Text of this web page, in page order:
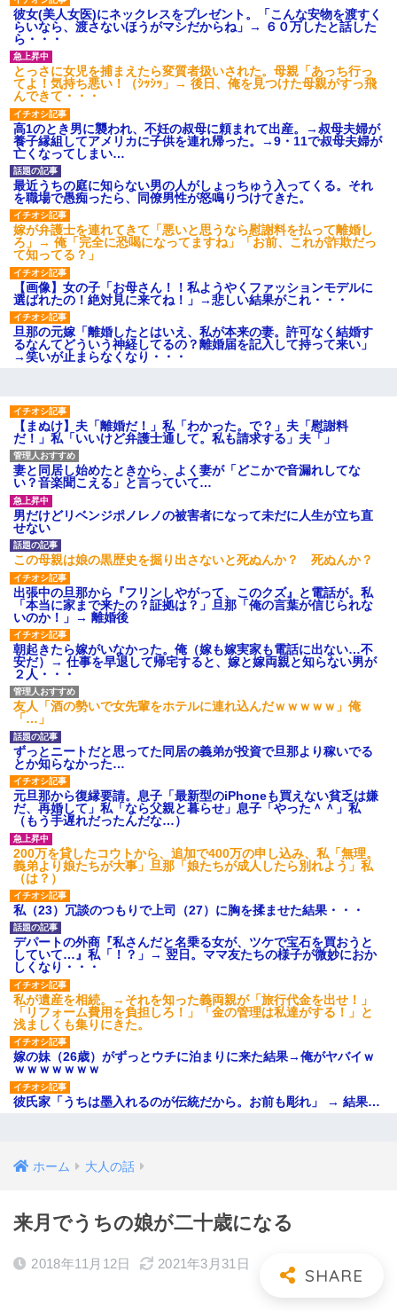
私「初めて飲む味だけどなん
のお茶？」彼「ちっ！」私「」
【GIF】JSのカンチョーワロ
タ
後続車にクラクションを鳴ら
され彼氏が逆切れ。「何クラク
ション鳴らしてんだ！降りてこ
いよ！」と怒鳴りだし...
【衝撃】報酬100万円超の治験
募集がこちらｗｗｗｗｗ(※画像
あり)
【ネット騒然】惨殺されたタ
ワマン頂き女子のこの動画、す
げえええええｗｗｗｗｗｗｗｗ
ｗｗｗ
【愕然】白のクラウン俺氏、
高速道路左車線を制限速度で走
った結果wwwwwwwwwwww
百年の恋12-899 食べた量を
張り合ってくる
【悲報】佐藤輝明・・・２軍
でも盛大にやらかす←あまり悲
しませないでくれ
彼女(美人女医)にネックレスをプレゼント。「こんな安物を渡すく
らいなら、渡さないほうがマシだからね」→ ６０万したと話した
ら・・・
とっさに女児を捕まえたら変質者扱いされた。母親「あっち行っ
てよ！気持ち悪い！（ｼｯｼｯ」→ 後日、俺を見つけた母親がすっ飛
んできて・・・
高1のとき男に襲われ、不妊の叔母に頼まれて出産。→叔母夫婦が
養子縁組してアメリカに子供を連れ帰った。→9・11で叔母夫婦が
亡くなってしまい…
最近うちの庭に知らない男の人がしょっちゅう入ってくる。それ
を職場で愚痴ったら、同僚男性が怒鳴りつけてきた。
嫁が弁護士を連れてきて「悪いと思うなら慰謝料を払って離婚し
ろ」→ 俺「完全に恐喝になってますね」「お前、これが詐欺だっ
て知ってる？」
【画像】女の子「お母さん！！私ようやくファッションモデルに
選ばれたの！絶対見に来てね！」→悲しい結果がこれ・・・
旦那の元嫁「離婚したとはいえ、私が本来の妻。許可なく結婚す
るなんてどういう神経してるの？離婚届を記入して持って来い」
→笑いが止まらなくなり・・・
【まぬけ】夫「離婚だ！」私「わかった。で？」夫「慰謝料
だ！」私「いいけど弁護士通して。私も請求する」夫「」
妻と同居し始めたときから、よく妻が「どこかで音漏れしてな
い？音楽聞こえる」と言っていて…
男だけどリベンジポノレノの被害者になって未だに人生が立ち直
せない
この母親は娘の黒歴史を掘り出さないと死ぬんか？ 死ぬんか？
出張中の旦那から『フリンしやがって、このクズ』と電話が。私
「本当に家まで来たの？証拠は？」旦那「俺の言葉が信じられな
いのか！」→ 離婚後
朝起きたら嫁がいなかった。俺（嫁も嫁実家も電話に出ない…不
安だ）→ 仕事を早退して帰宅すると、嫁と嫁両親と知らない男が
２人・・・
友人「酒の勢いで女先輩をホテルに連れ込んだｗｗｗｗｗ」俺
「…」
ずっとニートだと思ってた同居の義弟が投資で旦那より稼いでる
とか知らなかった…
元旦那から復縁要請。息子「最新型のiPhoneも買えない貧乏は嫌
だ、再婚して」私「なら父親と暮らせ」息子「やった＾＾」私
（もう手遅れだったんだな…）
200万を貸したコウトから、追加で400万の申し込み、私「無理。
義弟より娘たちが大事」旦那「娘たちが成人したら別れよう」私
（は？）
私（23）冗談のつもりで上司（27）に胸を揉ませた結果・・・
デパートの外商『私さんだと名乗る女が、ツケで宝石を買おうと
していて…』私「！？」→ 翌日。ママ友たちの様子が微妙におか
しくなり・・・
私が遺産を相続。→それを知った義両親が「旅行代金を出せ！」
「リフォーム費用を負担しろ！」「金の管理は私達がする！」と
浅ましくも集りにきた。
嫁の妹（26歳）がずっとウチに泊まりに来た結果→俺がヤバイｗ
ｗｗｗｗｗｗｗ
彼氏家「うちは墨入れるのが伝統だから。お前も彫れ」 → 結果…
ホーム 大人の話
来月でうちの娘が二十歳になる
2018年11月12日 2021年3月31日